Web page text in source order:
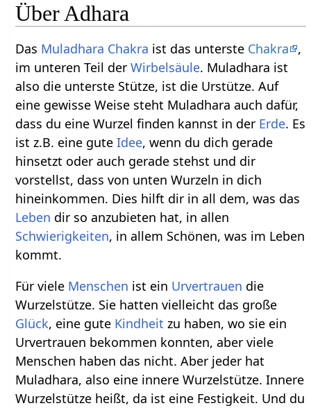
Über Adhara
Das Muladhara Chakra ist das unterste Chakra
,
im unteren Teil derWirbelsäule. Muladhara ist
also die unterste Stütze, ist die Urstütze. Auf
eine gewisse Weise steht Muladhara auch dafür,
dass du eine Wurzel finden kannst in der Erde. Es
ist z.B. eine guteIdee, wenn du dich gerade
hinsetzt oder auch gerade stehst und dir
vorstellst, dass von unten Wurzeln in dich
hineinkommen. Dies hilft dir in all dem, was das
Leben dir so anzubieten hat, in allen
Schwierigkeiten, in allem Schönen, was im Leben
kommt.
Für viele Menschen ist ein Urvertrauen die
Wurzelstütze. Sie hatten vielleicht das große
Glück, eine gute Kindheit zu haben, wo sie ein
Urvertrauen bekommen konnten, aber viele
Menschen haben das nicht. Aber jeder hat
Muladhara, also eine innere Wurzelstütze. Innere
Wurzelstütze heißt, da ist eine Festigkeit. Und du